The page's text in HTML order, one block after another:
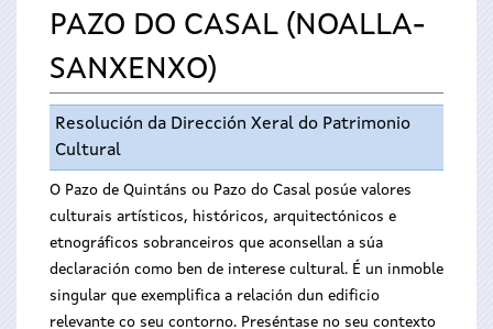
PAZO DO CASAL (NOALLA-
SANXENXO)
Resolución da Dirección Xeral do Patrimonio
Cultural
O Pazo de Quintáns ou Pazo do Casal posúe valores
culturais artísticos, históricos, arquitectónicos e
etnográficos sobranceiros que aconsellan a súa
declaración como ben de interese cultural. É un inmoble
singular que exemplifica a relación dun edificio
relevante co seu contorno. Preséntase no seu contexto